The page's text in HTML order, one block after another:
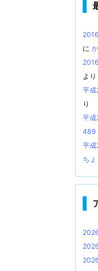
に
より
平
り
平
489
平
ち